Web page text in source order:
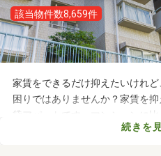
該当物件数8,659件
家賃をできるだけ抑えたいけれ
困りではありませんか？家賃を
貸アパートです。マンションに
で、月々の支出を抑えられます
続きを